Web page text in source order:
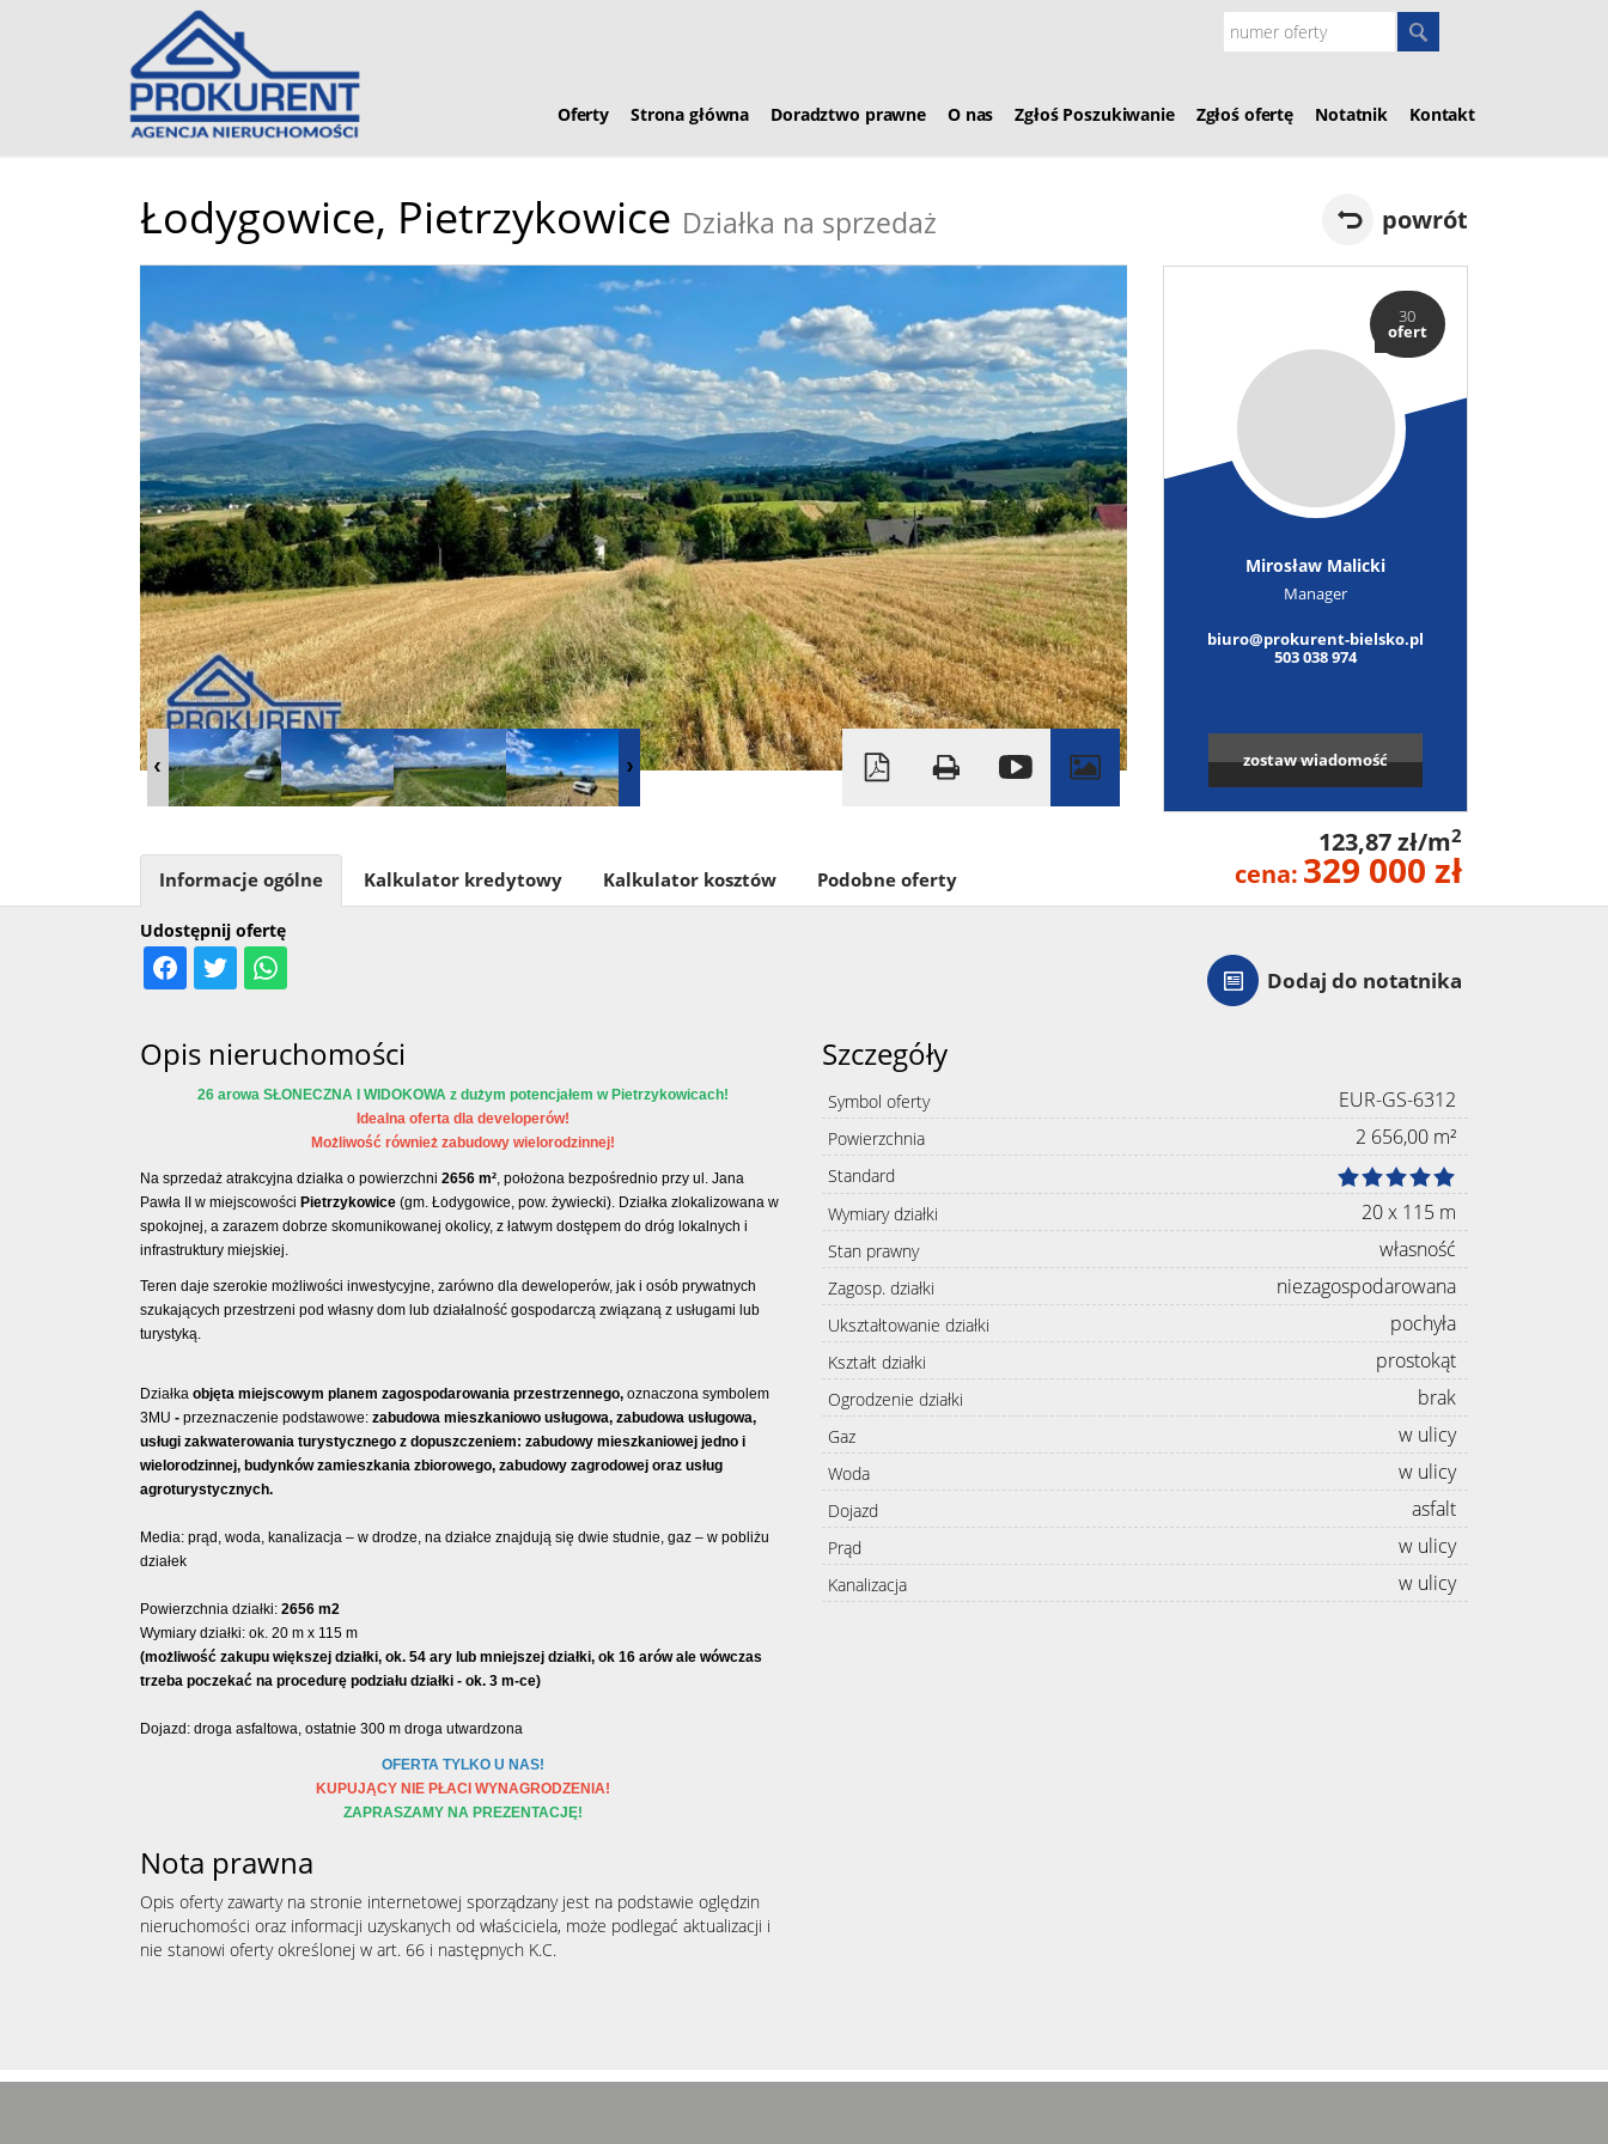
Oferty Strona główna Doradztwo prawne O nas Zgłoś Poszukiwanie Zgłoś ofertę Notatnik Kontakt
Łodygowice, Pietrzykowice Działka na sprzedaż powrót
30
ofert
Mirosław Malicki
Manager
biuro@prokurent-bielsko.pl
503 038 974
zostaw wiadomość
123,87 zł/m2
cena: 329 000 zł
Dodaj do notatnika
Udostępnij ofertę
Informacje ogólne Kalkulator kredytowy Kalkulator kosztów Podobne oferty
Opis nieruchomości
26 arowa SŁONECZNA I WIDOKOWA z dużym potencjałem w Pietrzykowicach!
Idealna oferta dla developerów!
Możliwość również zabudowy wielorodzinnej!
Na sprzedaż atrakcyjna działka o powierzchni 2656 m², położona bezpośrednio przy ul. Jana
Pawła II w miejscowości Pietrzykowice (gm. Łodygowice, pow. żywiecki). Działka zlokalizowana w
spokojnej, a zarazem dobrze skomunikowanej okolicy, z łatwym dostępem do dróg lokalnych i
infrastruktury miejskiej.
Teren daje szerokie możliwości inwestycyjne, zarówno dla deweloperów, jak i osób prywatnych
szukających przestrzeni pod własny dom lub działalność gospodarczą związaną z usługami lub
turystyką.
Działka objęta miejscowym planem zagospodarowania przestrzennego, oznaczona symbolem
3MU - przeznaczenie podstawowe: zabudowa mieszkaniowo usługowa, zabudowa usługowa,
usługi zakwaterowania turystycznego z dopuszczeniem: zabudowy mieszkaniowej jedno i
wielorodzinnej, budynków zamieszkania zbiorowego, zabudowy zagrodowej oraz usług
agroturystycznych.
Media: prąd, woda, kanalizacja – w drodze, na działce znajdują się dwie studnie, gaz – w pobliżu
działek
Powierzchnia działki: 2656 m2
Wymiary działki: ok. 20 m x 115 m
(możliwość zakupu większej działki, ok. 54 ary lub mniejszej działki, ok 16 arów ale wówczas
trzeba poczekać na procedurę podziału działki - ok. 3 m-ce)
Dojazd: droga asfaltowa, ostatnie 300 m droga utwardzona
OFERTA TYLKO U NAS!
KUPUJĄCY NIE PŁACI WYNAGRODZENIA!
ZAPRASZAMY NA PREZENTACJĘ!
Nota prawna
Opis oferty zawarty na stronie internetowej sporządzany jest na podstawie oględzin
nieruchomości oraz informacji uzyskanych od właściciela, może podlegać aktualizacji i
nie stanowi oferty określonej w art. 66 i następnych K.C.
Szczegóły
Symbol oferty EUR-GS-6312
Powierzchnia 2 656,00 m²
Standard
Wymiary działki
20 x 115 m
Stan prawny własność
Zagosp. działki niezagospodarowana
Ukształtowanie działki pochyła
Kształt działki prostokąt
Ogrodzenie działki brak
Gaz w ulicy
Woda w ulicy
Dojazd asfalt
Prąd w ulicy
Kanalizacja w ulicy